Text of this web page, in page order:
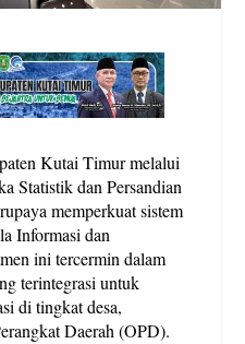
Kutai Timur melalui
Statistik dan Persandian
memperkuat sistem
Informasi dan
ini tercermin dalam
terintegrasi untuk
di tingkat desa,
Daerah (OPD).